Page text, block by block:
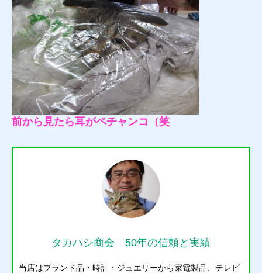
前から見たら耳がペチャンコ（笑
タカハシ商会 50年の信頼と実績
当店はブランド品・時計・ジュエリーから家電製品、テレビ